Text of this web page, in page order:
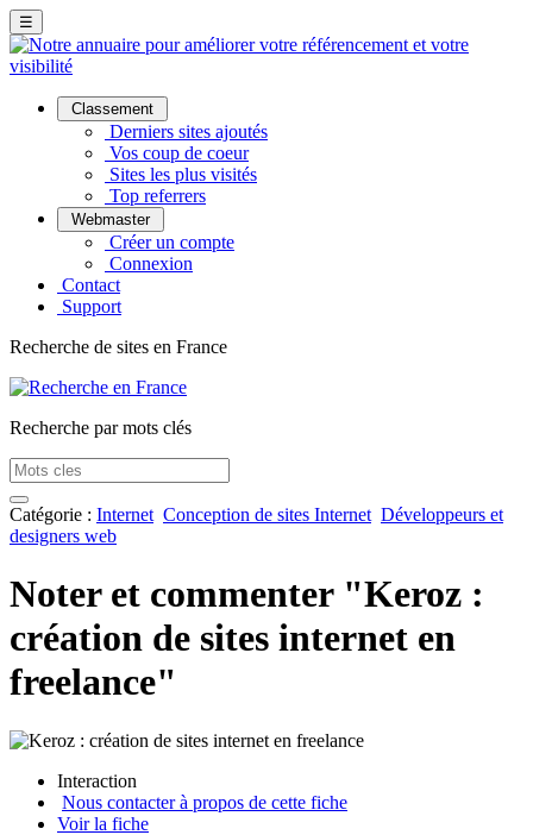
☰
Classement
Derniers sites ajoutés
Vos coup de coeur
Sites les plus visités
Top referrers
Webmaster
Créer un compte
Connexion
Contact
Support
Recherche de sites en France
Recherche par mots clés
Catégorie : Internet Conception de sites Internet Développeurs et
designers web
Noter et commenter "Keroz :
création de sites internet en
freelance"
Interaction
Nous contacter à propos de cette fiche
Voir la fiche